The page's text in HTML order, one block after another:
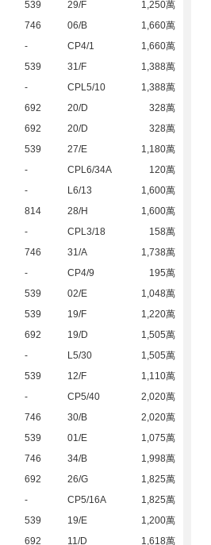
539 29/F
1,250萬
746 06/B
1,660萬
- CP4/1
1,660萬
539 31/F
1,388萬
- CPL5/10
1,388萬
692 20/D
328萬
692 20/D
328萬
539 27/E
1,180萬
- CPL6/34A
120萬
- L6/13
1,600萬
814 28/H
1,600萬
- CPL3/18
158萬
746 31/A
1,738萬
- CP4/9
195萬
539 02/E
1,048萬
539 19/F
1,220萬
692 19/D
1,505萬
- L5/30
1,505萬
539 12/F
1,110萬
- CP5/40
2,020萬
746 30/B
2,020萬
539 01/E
1,075萬
746 34/B
1,998萬
692 26/G
1,825萬
- CP5/16A
1,825萬
539 19/E
1,200萬
692 11/D
1,618萬